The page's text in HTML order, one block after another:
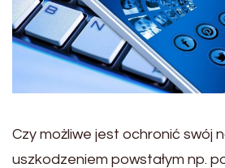
Czy możliwe jest ochronić swój
uszkodzeniem powstałym np.